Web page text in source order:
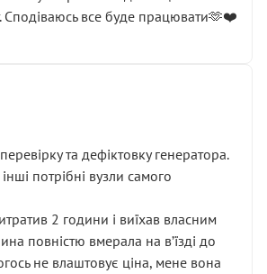
Сподіваюсь все буде працювати🫶❤️
та дефіктовку генератора.
потрібні вузли самого
2 години і виїхав власним
повністю вмерала на вʼїзді до
не влаштовує ціна, мене вона